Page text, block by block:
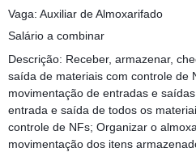
Vaga: Auxiliar de Almoxarifado
Salário a combinar
Descrição: Receber, armazenar,
saída de materiais com controle de
movimentação de entradas e
entrada e saída de todos os
controle de NFs; Organizar o
movimentação dos itens